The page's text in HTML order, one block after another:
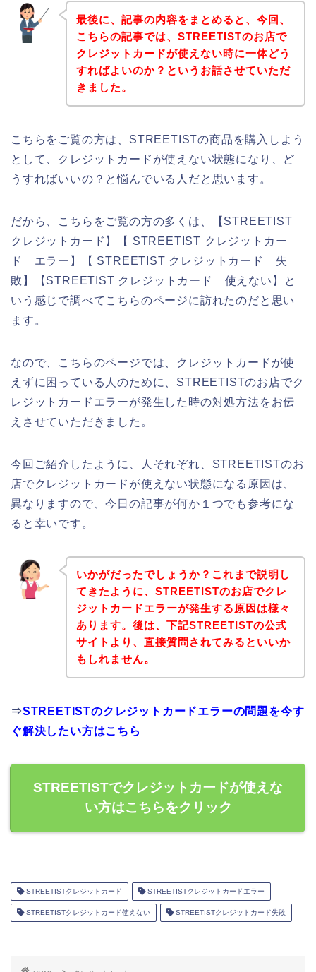
最後に、記事の内容をまとめると、今回、
こちらの記事では、STREETISTのお店で
クレジットカードが使えない時に一体どう
すればよいのか？というお話させていただ
きました。
こちらをご覧の方は、STREETISTの商品を購入しよう
として、クレジットカードが使えない状態になり、ど
うすればいいの？と悩んでいる人だと思います。
だから、こちらをご覧の方の多くは、【STREETIST
クレジットカード】【 STREETIST クレジットカー
ド エラー】【 STREETIST クレジットカード 失
敗】【STREETIST クレジットカード 使えない】と
いう感じで調べてこちらのページに訪れたのだと思い
ます。
なので、こちらのページでは、クレジットカードが使
えずに困っている人のために、STREETISTのお店でク
レジットカードエラーが発生した時の対処方法をお伝
えさせていただきました。
今回ご紹介したように、人それぞれ、STREETISTのお
店でクレジットカードが使えない状態になる原因は、
異なりますので、今日の記事が何か１つでも参考にな
ると幸いです。
いかがだったでしょうか？これまで説明し
てきたように、STREETISTのお店でクレ
ジットカードエラーが発生する原因は様々
あります。後は、下記STREETISTの公式
サイトより、直接質問されてみるといいか
もしれません。
⇒STREETISTのクレジットカードエラーの問題を今す
ぐ解決したい方はこちら
STREETISTでクレジットカードが使えな
い方はこちらをクリック
STREETISTクレジットカード STREETISTクレジットカードエラー
STREETISTクレジットカード使えない STREETISTクレジットカード失敗